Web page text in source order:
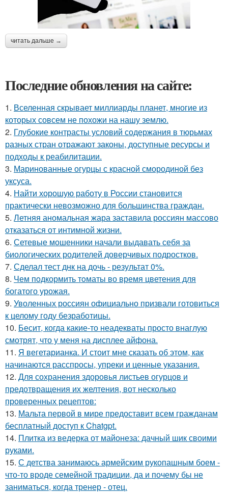
читать дальше →
Последние обновления на сайте:
1. Вселенная скрывает миллиарды планет, многие из
которых совсем не похожи на нашу землю.
2. Глубокие контрасты условий содержания в тюрьмах
разных стран отражают законы, доступные ресурсы и
подходы к реабилитации.
3. Маринованные огурцы с красной смородиной без
уксуса.
4. Найти хорошую работу в России становится
практически невозможно для большинства граждан.
5. Летняя аномальная жара заставила россиян массово
отказаться от интимной жизни.
6. Сетевые мошенники начали выдавать себя за
биологических родителей доверчивых подростков.
7. Сделал тест днк на дочь - результат 0%.
8. Чем пoдкормить тoматы во время цветения для
богатого урожая.
9. Уволенных россиян официально призвали готовиться
к целому году безработицы.
10. Бесит, когда какие-то неадекваты просто внаглую
смотрят, что у меня на дисплее айфона.
11. Я вегетарианка. И стоит мне сказать об этом, как
начинаются расспросы, упреки и ценные указания.
12. Для сохранения здоровья листьев огурцов и
предотвращения их желтения, вот несколько
проверенных рецептов:
13. Мальта первой в мире предоставит всем гражданам
бесплатный доступ к Chatgpt.
14. Плитка из ведерка от майонеза: дачный шик своими
руками.
15. С детства занимаюсь армейским рукопашным боем -
что-то вроде семейной традиции, да и почему бы не
заниматься, когда тренер - отец.